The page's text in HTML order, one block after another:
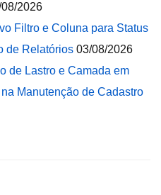
2026
Filtro e Coluna para Status
de Relatórios 03/08/2026
de Lastro e Camada em
Manutenção de Cadastro